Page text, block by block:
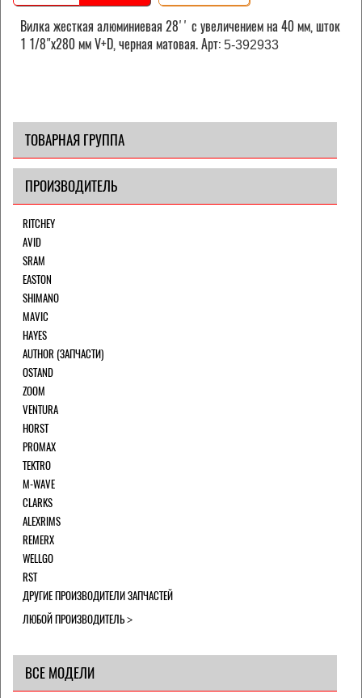
Вилка жесткая алюминиевая 28'' с увеличением на 40 мм, шток
1 1/8"х280 мм V+D, черная матовая. Арт: 5-392933
ТОВАРНАЯ ГРУППА
ПРОИЗВОДИТЕЛЬ
RITCHEY
AVID
SRAM
EASTON
SHIMANO
MAVIC
HAYES
AUTHOR (ЗАПЧАСТИ)
OSTAND
ZOOM
VENTURA
HORST
PROMAX
TEKTRO
M-WAVE
CLARKS
ALEXRIMS
REMERX
WELLGO
RST
ДРУГИЕ ПРОИЗВОДИТЕЛИ ЗАПЧАСТЕЙ
ЛЮБОЙ ПРОИЗВОДИТЕЛЬ
ВСЕ МОДЕЛИ